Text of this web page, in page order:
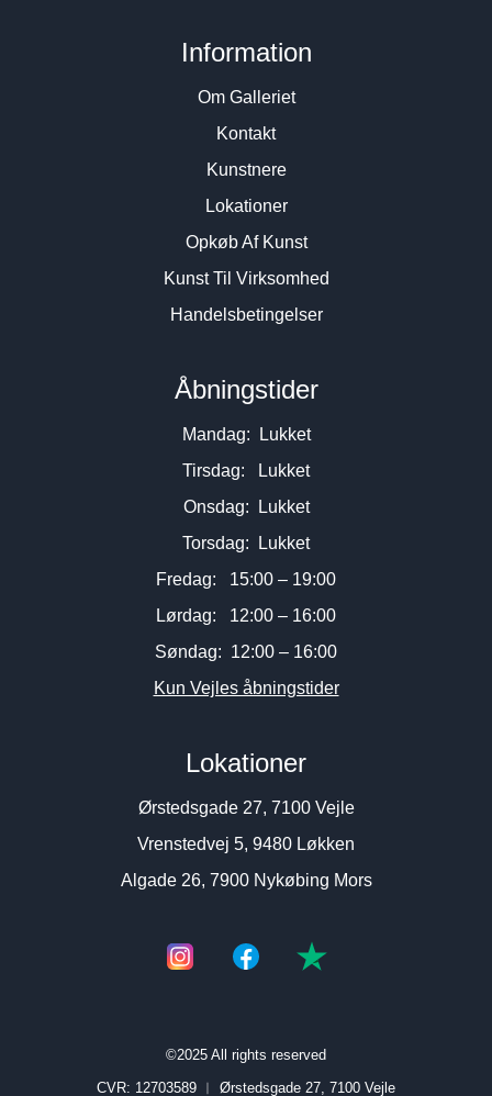
Information
Om Galleriet
Kontakt
Kunstnere
Lokationer
Opkøb Af Kunst
Kunst Til Virksomhed
Handelsbetingelser
Åbningstider
Mandag: Lukket
Tirsdag: Lukket
Onsdag: Lukket
Torsdag: Lukket
Fredag: 15:00 – 19:00
Lørdag: 12:00 – 16:00
Søndag: 12:00 – 16:00
Kun Vejles åbningstider
Lokationer
Ørstedsgade 27, 7100 Vejle
Vrenstedvej 5, 9480 Løkken
Algade 26, 7900 Nykøbing Mors
©2025 All rights reserved
CVR: 12703589 ︱ Ørstedsgade 27, 7100 Vejle